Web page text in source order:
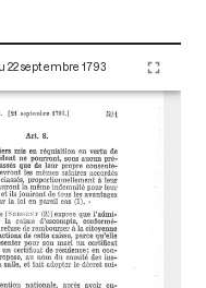
22 septembre 1793